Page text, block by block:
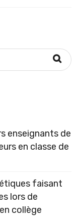
enseignants de
en classe de
faisant
lors de
collège